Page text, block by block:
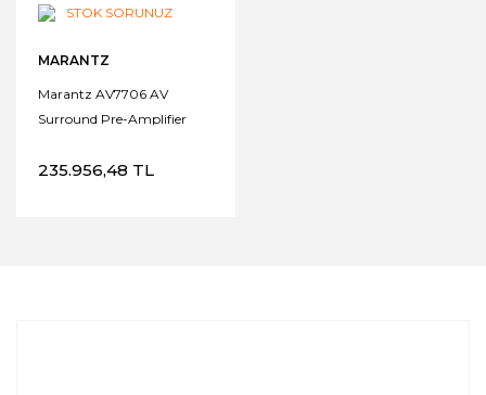
STOK SORUNUZ
MARANTZ
Marantz AV7706 AV
Surround Pre-Amplifier
235.956,48 TL